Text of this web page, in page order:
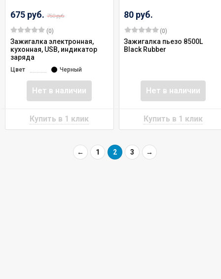
675 руб. 750 руб.
(0)
Зажигалка электронная,
кухонная, USB, индикатор
заряда
Цвет Черный
Нет в наличии
80 руб.
(0)
Зажигалка пьезо 8500L
Black Rubber
Нет в наличии
← 1 2 3 →